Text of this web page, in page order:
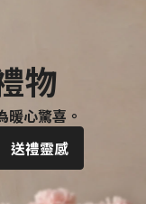
物
暖心驚喜。
送禮靈感